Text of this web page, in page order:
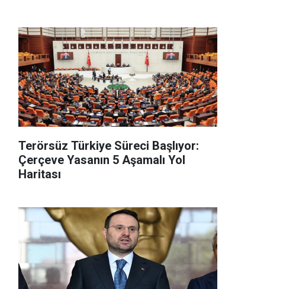
Terörsüz Türkiye Süreci Başlıyor:
Çerçeve Yasanın 5 Aşamalı Yol
Haritası